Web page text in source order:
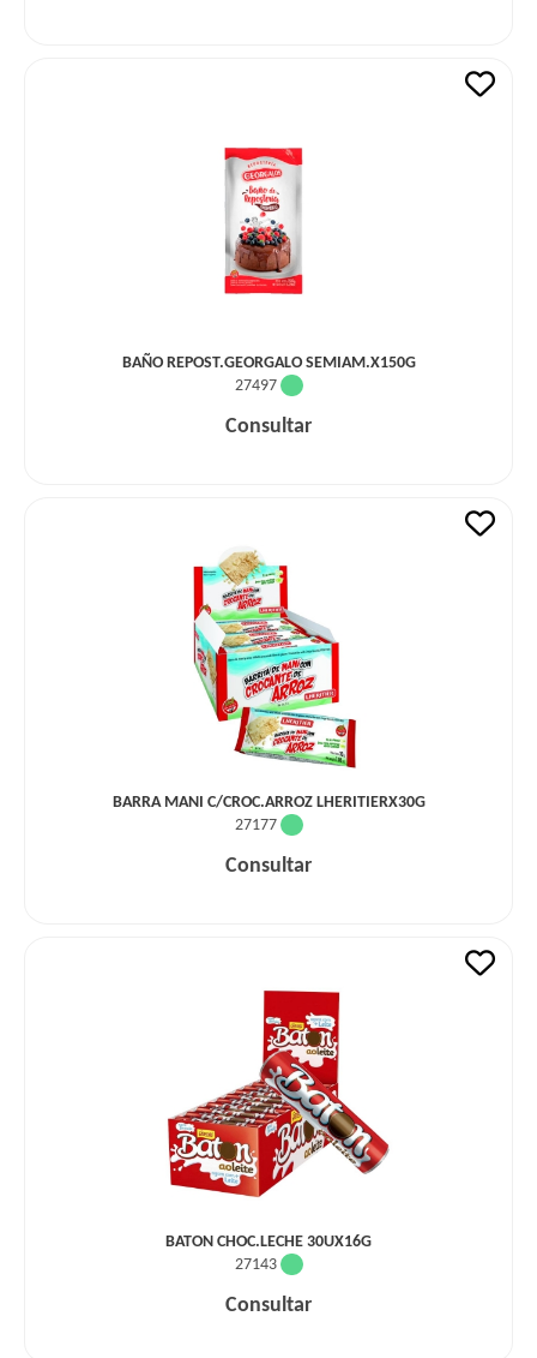
BAÑO REPOST.GEORGALO SEMIAM.X150G
27497
Consultar
BARRA MANI C/CROC.ARROZ LHERITIERX30G
27177
Consultar
BATON CHOC.LECHE 30UX16G
27143
Consultar